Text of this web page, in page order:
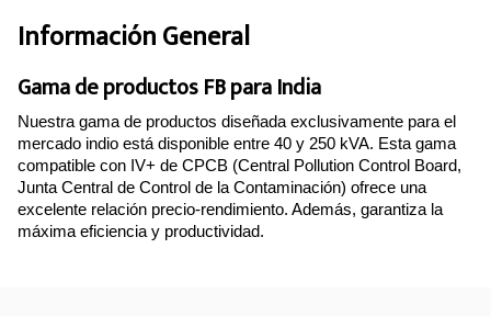
Información General
Gama de productos FB para India
Nuestra gama de productos diseñada exclusivamente para el
mercado indio está disponible entre 40 y 250 kVA. Esta gama
compatible con IV+ de CPCB (Central Pollution Control Board,
Junta Central de Control de la Contaminación) ofrece una
excelente relación precio-rendimiento. Además, garantiza la
máxima eficiencia y productividad.